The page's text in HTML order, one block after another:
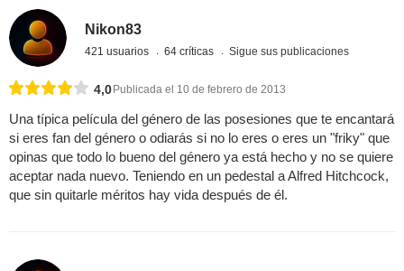
Nikon83
421 usuarios 64 críticas Sigue sus publicaciones
4,0Publicada el 10 de febrero de 2013
Una típica película del género de las posesiones que te encantará
si eres fan del género o odiarás si no lo eres o eres un "friky" que
opinas que todo lo bueno del género ya está hecho y no se quiere
aceptar nada nuevo. Teniendo en un pedestal a Alfred Hitchcock,
que sin quitarle méritos hay vida después de él.